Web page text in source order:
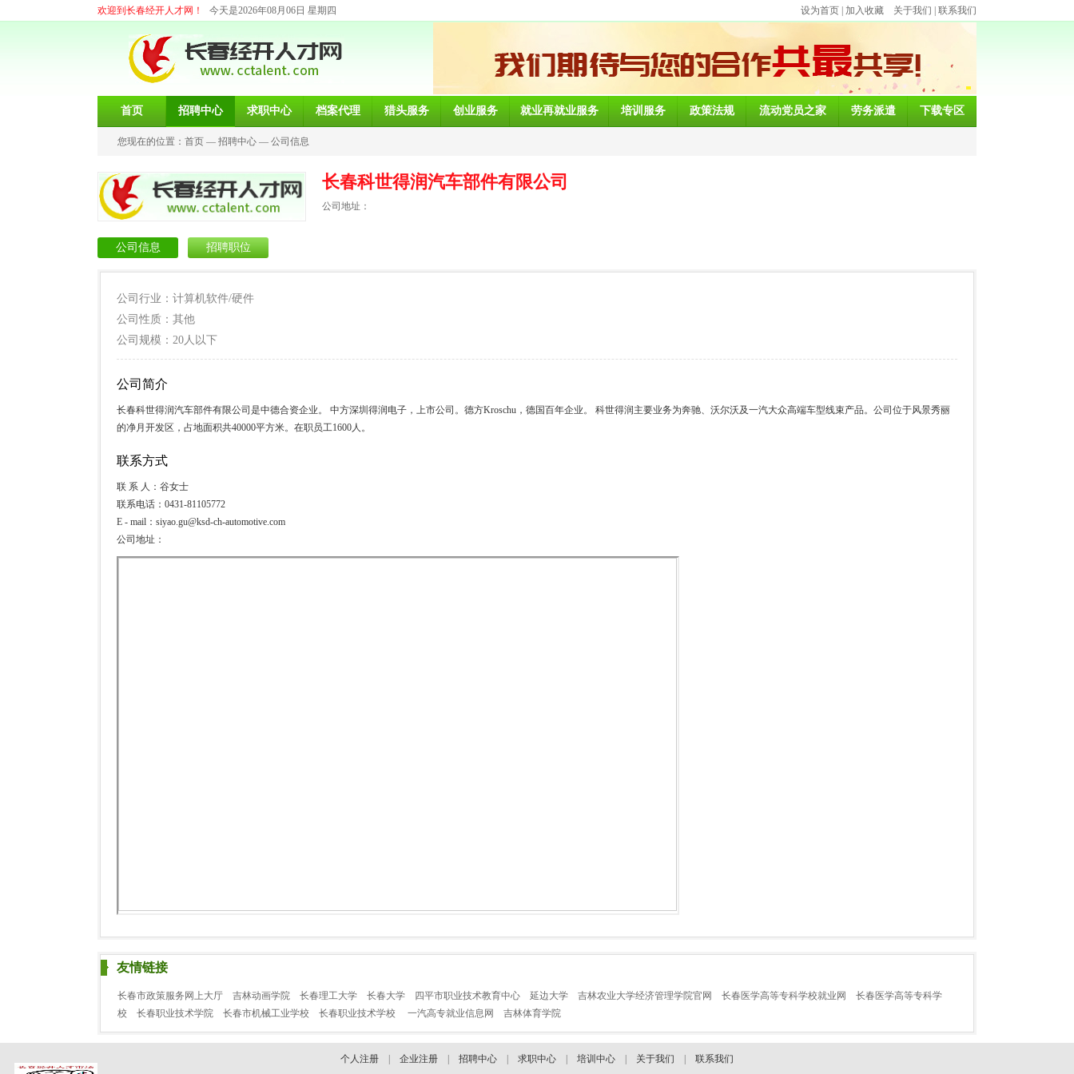
欢迎到长春经开人才网！ 今天是2026年08月06日 星期四 设为首页 加入收藏 关于我们 联系我们
首页 招聘中心 求职中心 档案代理 猎头服务 创业服务 就业再就业服务 培训服务 政策法规 流动党员之家 劳务派遣 下载专区
您现在的位置： 首页 — 招聘中心 — 公司信息
长春科世得润汽车部件有限公司
公司地址：
公司信息 招聘职位
公司行业：计算机软件/硬件
公司性质：其他
公司规模：20人以下
公司简介
长春科世得润汽车部件有限公司是中德合资企业。 中方深圳得润电子，上市公司。德方Kroschu，德国百年企业。 科世得润主要业务为奔驰、沃尔沃及一汽大众高端车型线束产品。公司位于风景秀丽
的净月开发区，占地面积共40000平方米。在职员工1600人。
联系方式
联 系 人：谷女士
联系电话：0431-81105772
E - mail：siyao.gu@ksd-ch-automotive.com
公司地址：
友情链接
长春市政策服务网上大厅 吉林动画学院 长春理工大学 长春大学 四平市职业技术教育中心 延边大学 吉林农业大学经济管理学院官网 长春医学高等专科学校就业网
长春医学高等专科学
校
长春职业技术学院 长春市机械工业学校 长春职业技术学校 一汽高专就业信息网 吉林体育学院
个人注册 企业注册 招聘中心 求职中心 培训中心 关于我们 联系我们